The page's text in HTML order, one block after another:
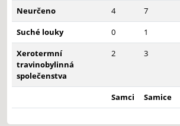
Neurčeno 4 7
Suché louky
0 1
Xerotermní
travinobylinná
společenstva
2 3
Samci Samice